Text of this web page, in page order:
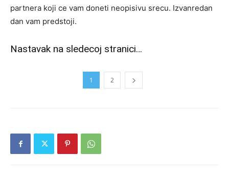
partnera koji ce vam doneti neopisivu srecu. Izvanredan
dan vam predstoji.
Nastavak na sledecoj stranici…
1 2